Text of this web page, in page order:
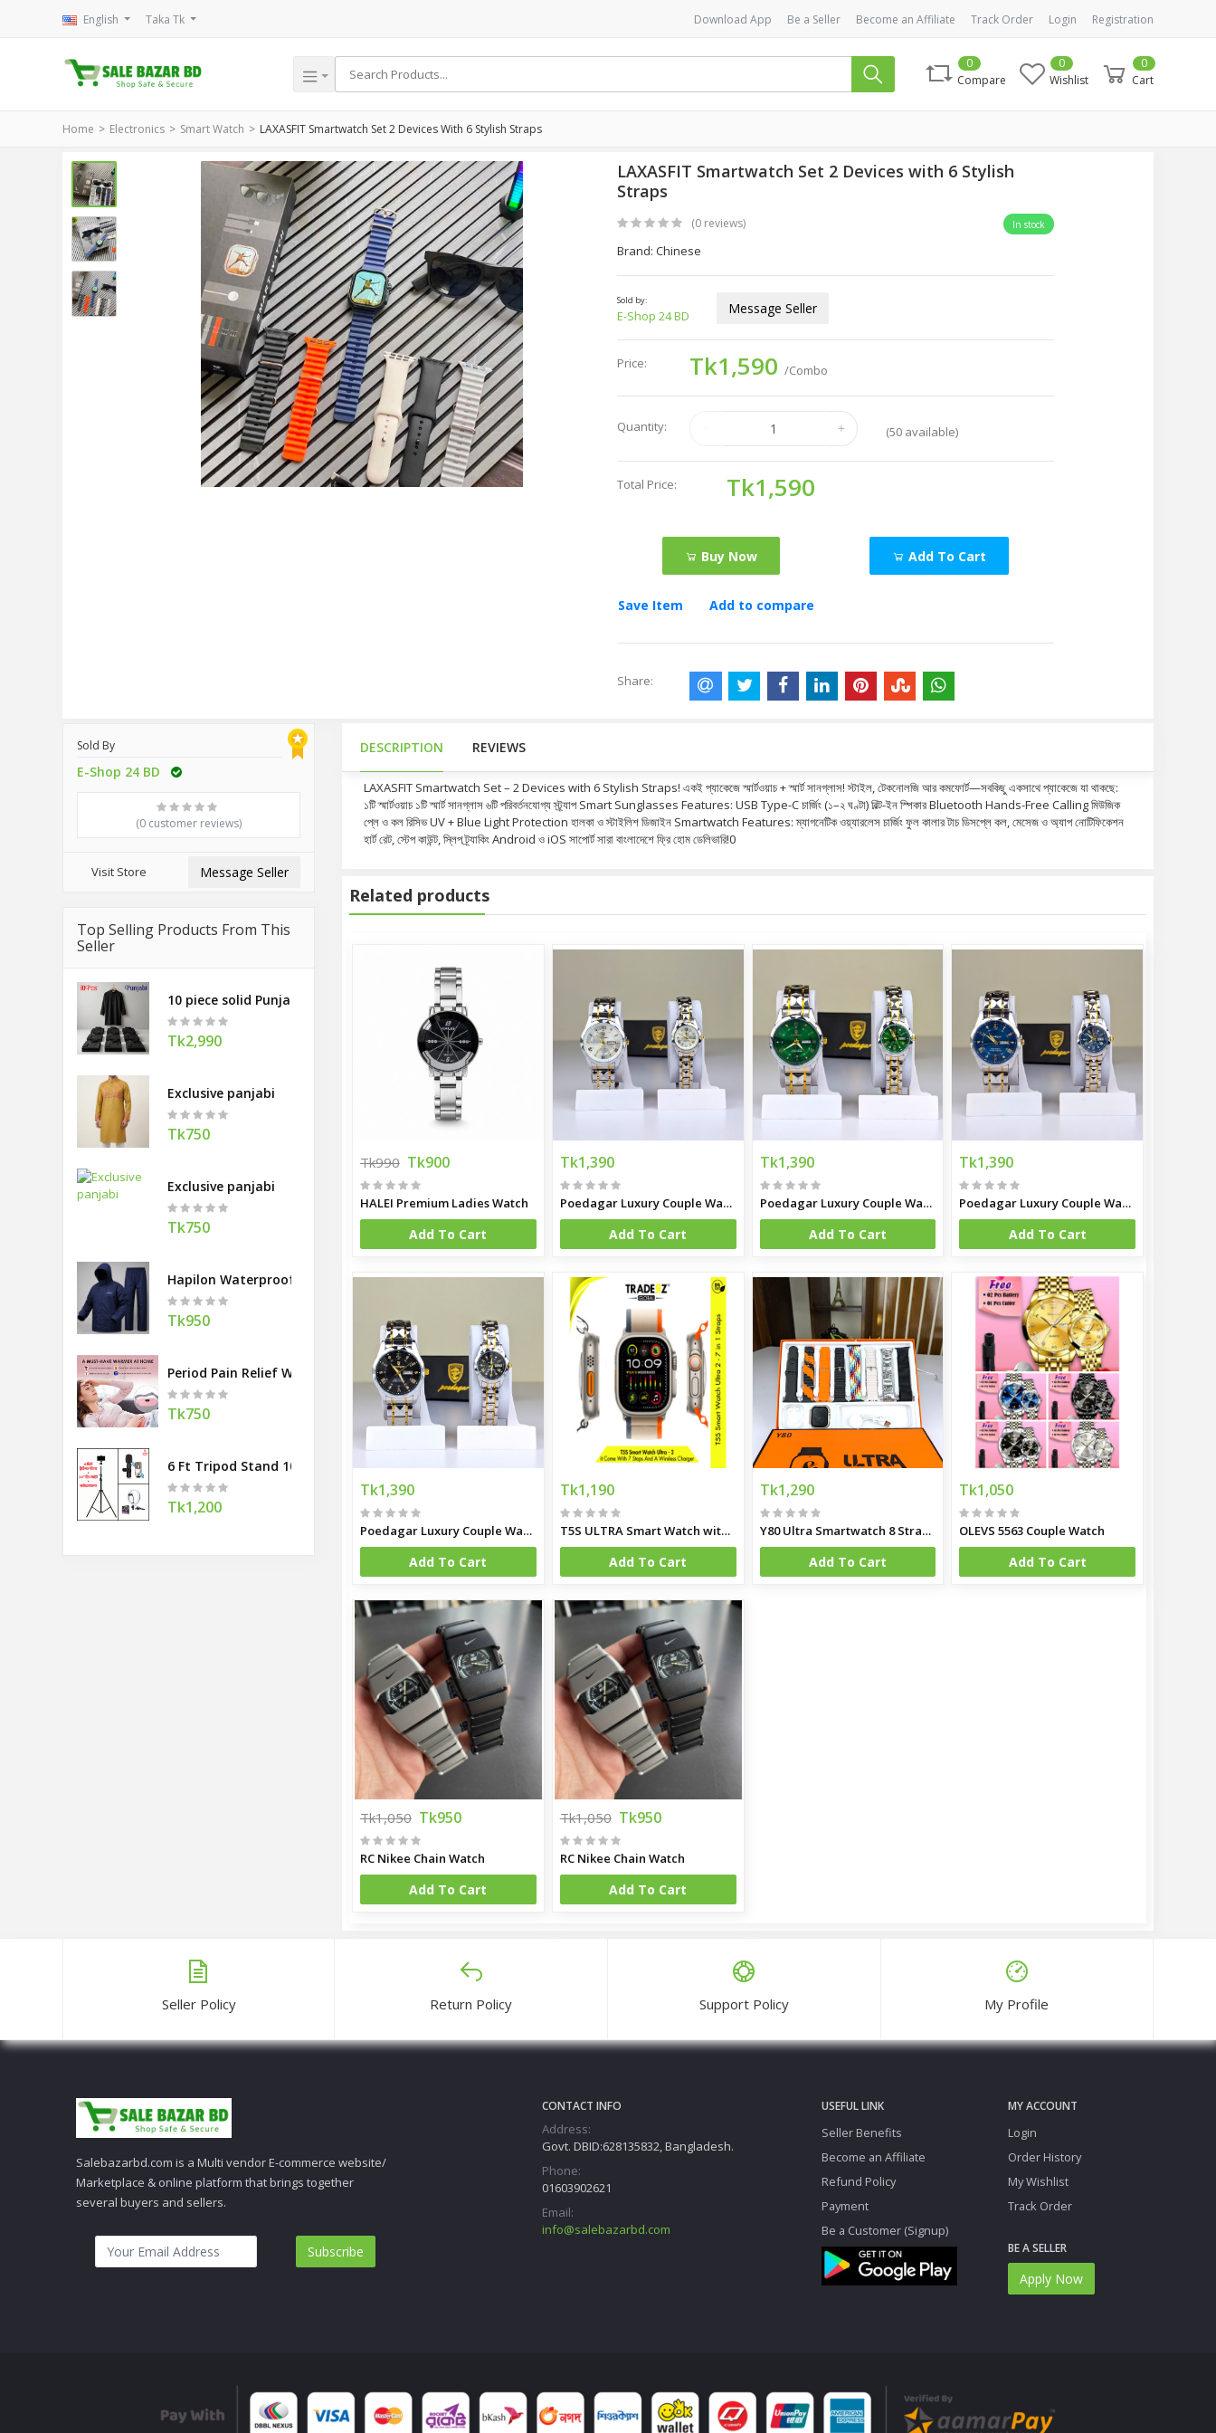
English Taka Tk Download App Be a Seller Become an Affiliate Track Order Login Registration
Compare
0
Wishlist
0
Cart
0
Home Electronics Smart Watch LAXASFIT Smartwatch Set 2 Devices With 6 Stylish Straps
LAXASFIT Smartwatch Set 2 Devices with 6 Stylish
Straps
(0 reviews) In stock
Brand: Chinese
Sold by:
E-Shop 24 BD Message Seller
Price: Tk1,590/Combo
Quantity: (50available)
Total Price: Tk1,590
Buy Now Add To Cart
Save Item Add to compare
Share:
Sold By
E-Shop 24 BD
(0 customer reviews)
Visit Store Message Seller
Top Selling Products From This
Seller
10 piece solid Punjabi combo offer
Tk2,990
Exclusive panjabi
Tk750
Exclusive panjabi
Tk750
Hapilon Waterproof Rain Coat and Pants
Tk950
Period Pain Relief Waist Belt Heating Pad Device
Tk750
6 Ft Tripod Stand 10 Ring Light K8 Wireless Microphone Combo
Tk1,200
DESCRIPTION REVIEWS
LAXASFIT Smartwatch Set – 2 Devices with 6 Stylish Straps! একই প্যাকেজে স্মার্টওয়াচ + স্মার্ট সানগ্লাস! স্টাইল, টেকনোলজি আর কমফোর্ট—সবকিছু একসাথে প্যাকেজে যা থাকছে:
১টি স্মার্টওয়াচ ১টি স্মার্ট সানগ্লাস ৬টি পরিবর্তনযোগ্য স্ট্র্যাপ Smart Sunglasses Features: USB Type-C চার্জিং (১–২ ঘণ্টা) বিল্ট-ইন স্পিকার Bluetooth Hands-Free Calling মিউজিক
প্লে ও কল রিসিভ UV + Blue Light Protection হালকা ও স্টাইলিশ ডিজাইন Smartwatch Features: ম্যাগনেটিক ওয়্যারলেস চার্জিং ফুল কালার টাচ ডিসপ্লে কল, মেসেজ ও অ্যাপ নোটিফিকেশন
হার্ট রেট, স্টেপ কাউন্ট, স্লিপ ট্র্যাকিং Android ও iOS সাপোর্ট সারা বাংলাদেশে ফ্রি হোম ডেলিভারি!0
Related products
Tk990 Tk900
HALEI Premium Ladies Watch
Add To Cart
Tk1,390
Poedagar Luxury Couple Watch
Add To Cart
Tk1,390
Poedagar Luxury Couple Watch
Add To Cart
Tk1,390
Poedagar Luxury Couple Watch
Add To Cart
Tk1,390
Poedagar Luxury Couple Watch
Add To Cart
Tk1,190
T5S ULTRA Smart Watch with 7 straps
Add To Cart
Tk1,290
Y80 Ultra Smartwatch 8 Strap Combo Premium Smart Style at Budget Price
Add To Cart
Tk1,050
OLEVS 5563 Couple Watch
Add To Cart
Tk1,050 Tk950
RC Nikee Chain Watch
Add To Cart
Tk1,050 Tk950
RC Nikee Chain Watch
Add To Cart
Seller Policy Return Policy Support Policy My Profile
Salebazarbd.com is a Multi vendor E-commerce website/
Marketplace & online platform that brings together
several buyers and sellers.
Subscribe
CONTACT INFO
Address:
Govt. DBID:628135832, Bangladesh.
Phone:
01603902621
Email:
info@salebazarbd.com
USEFUL LINK
Seller Benefits
Become an Affiliate
Refund Policy
Payment
Be a Customer (Signup)
MY ACCOUNT
Login
Order History
My Wishlist
Track Order
BE A SELLER
Apply Now